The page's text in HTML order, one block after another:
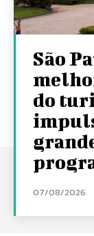
São
do
07/08/2026